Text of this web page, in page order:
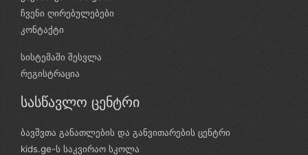
ჩვენი ღირებულებები
კონტაქტი
სისტემაში შესვლა
რეგისტრაცია
სასწავლო ცენტრი
ბავშვთა განათლების და განვითარების ცენტრი
kids.ge-ს საკვირაო სკოლა